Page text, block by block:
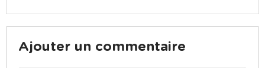
Ajouter un commentaire